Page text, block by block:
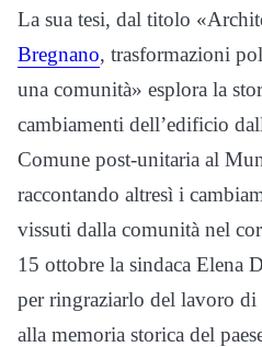
La sua tesi, dal titolo
Bregnano, trasformazioni
una comunità» esplora la
cambiamenti dell’edificio
Comune post-unitaria al
raccontando altresì i
vissuti dalla comunità nel
15 ottobre la sindaca Elena
per ringraziarlo del lavoro
alla memoria storica del